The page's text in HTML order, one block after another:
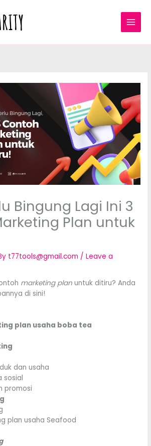
Bingung Lagi Ini 3
Plan untuk
t77tools@gmail.com /Leave a
marketing planuntuk ditiru? Anda
di sini!
plan usaha boba tea
dan usaha
sosial
promosi
plan usaha Seafood